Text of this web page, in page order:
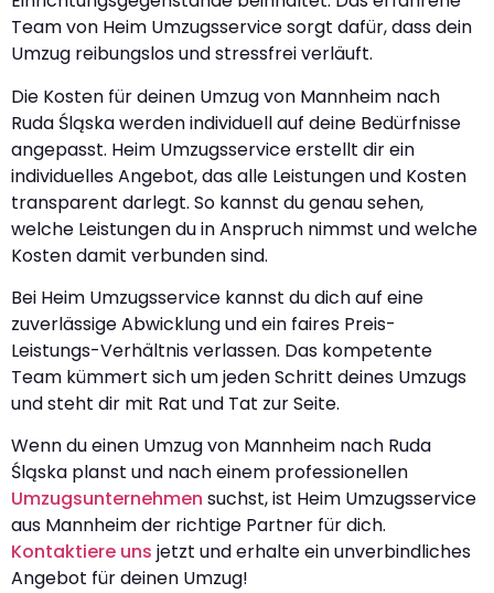
Team von Heim Umzugsservice sorgt dafür, dass dein
Umzug reibungslos und stressfrei verläuft.
Die Kosten für deinen Umzug von Mannheim nach
Ruda Śląska werden individuell auf deine Bedürfnisse
angepasst. Heim Umzugsservice erstellt dir ein
individuelles Angebot, das alle Leistungen und Kosten
transparent darlegt. So kannst du genau sehen,
welche Leistungen du in Anspruch nimmst und welche
Kosten damit verbunden sind.
Bei Heim Umzugsservice kannst du dich auf eine
zuverlässige Abwicklung und ein faires Preis-
Leistungs-Verhältnis verlassen. Das kompetente
Team kümmert sich um jeden Schritt deines Umzugs
und steht dir mit Rat und Tat zur Seite.
Wenn du einen Umzug von Mannheim nach Ruda
Śląska planst und nach einem professionellen
Umzugsunternehmen suchst, ist Heim Umzugsservice
aus Mannheim der richtige Partner für dich.
Kontaktiere uns jetzt und erhalte ein unverbindliches
Angebot für deinen Umzug!